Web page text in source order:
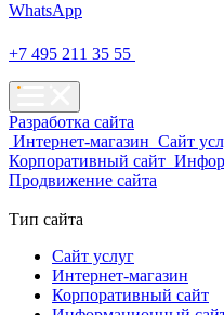
WhatsApp
+7 495 211 35 55
Разработка сайта
Интернет-магазин Сайт
Корпоративный сайт
Продвижение сайта
Тип сайта
Сайт услуг
Интернет-магазин
Корпоративный сайт